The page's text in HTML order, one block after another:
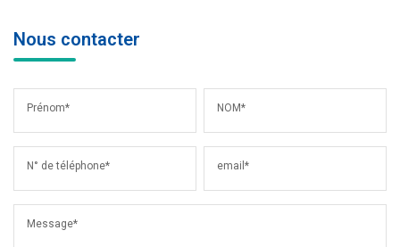
Nous contacter
Prénom* NOM*
N° de téléphone* email*
Message*